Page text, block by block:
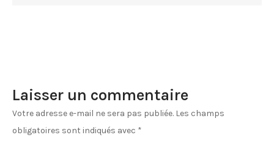
Laisser un commentaire
Votre adresse e-mail ne sera pas publiée. Les champs
obligatoires sont indiqués avec *